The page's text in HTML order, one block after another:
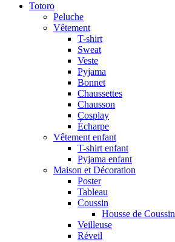
Totoro
Peluche
Vêtement
T-shirt
Sweat
Veste
Pyjama
Bonnet
Chaussettes
Chausson
Cosplay
Écharpe
Vêtement enfant
T-shirt enfant
Pyjama enfant
Maison et Décoration
Poster
Tableau
Coussin
Housse de Coussin
Veilleuse
Réveil